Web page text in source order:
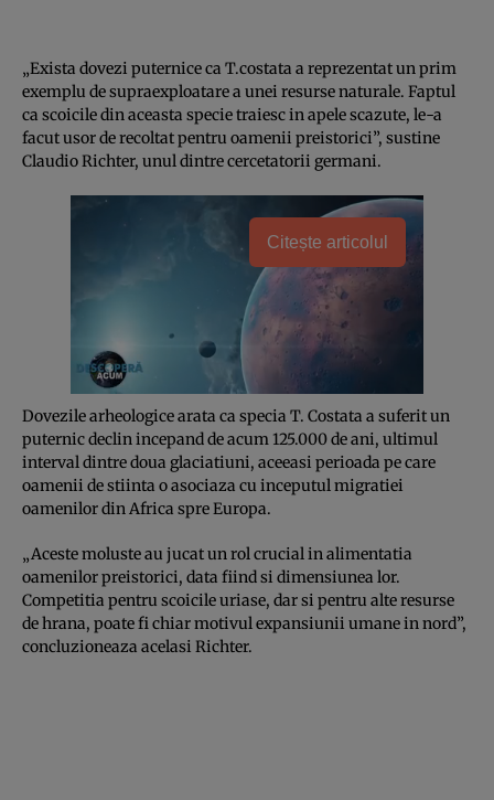
„Exista dovezi puternice ca T.costata a reprezentat un prim
exemplu de supraexploatare a unei resurse naturale. Faptul
ca scoicile din aceasta specie traiesc in apele scazute, le-a
facut usor de recoltat pentru oamenii preistorici”, sustine
Claudio Richter, unul dintre cercetatorii germani.
Citește articolul
Dovezile arheologice arata ca specia T. Costata a suferit un
puternic declin incepand de acum 125.000 de ani, ultimul
interval dintre doua glaciatiuni, aceeasi perioada pe care
oamenii de stiinta o asociaza cu inceputul migratiei
oamenilor din Africa spre Europa.
„Aceste moluste au jucat un rol crucial in alimentatia
oamenilor preistorici, data fiind si dimensiunea lor.
Competitia pentru scoicile uriase, dar si pentru alte resurse
de hrana, poate fi chiar motivul expansiunii umane in nord”,
concluzioneaza acelasi Richter.